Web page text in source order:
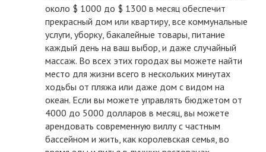
около $ 1000 до $ 1300 в месяц обеспечит
прекрасный дом или квартиру, все коммунальные
услуги, уборку, бакалейные товары, питание
каждый день на ваш выбор, и даже случайный
массаж. Во всех этих городах вы можете найти
место для жизни всего в нескольких минутах
ходьбы от пляжа или даже дом с видом на
океан. Если вы можете управлять бюджетом от
4000 до 5000 долларов в месяц, вы можете
арендовать современную виллу с частным
бассейном и жить, как королевская семья, во